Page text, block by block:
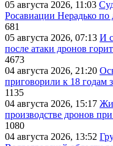
05 августа 2026, 11:03
Росавиации Нерадько
681
05 августа 2026, 07:13 И
после атаки дронов
4673
04 августа 2026, 21:20
приговорили к 18 годам
1135
04 августа 2026, 15:17
производстве дронов
1080
04 августа 2026, 13:52